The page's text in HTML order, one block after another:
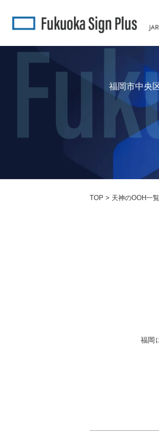
福岡市中央
TOP > 天神のOOH一覧
福岡